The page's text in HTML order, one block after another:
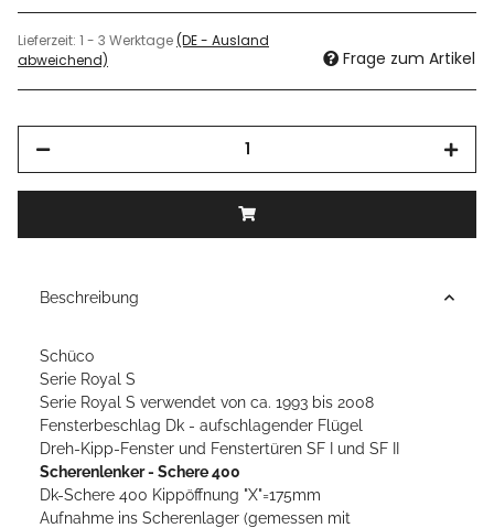
Lieferzeit: 1 - 3 Werktage(DE - Ausland
abweichend)
Frage zum Artikel
Beschreibung
Schüco
Serie Royal S
Serie Royal S verwendet von ca. 1993 bis 2008
Fensterbeschlag Dk - aufschlagender Flügel
Dreh-Kipp-Fenster und Fenstertüren SF I und SF II
Scherenlenker - Schere 400
Dk-Schere 400 Kippöffnung "X"=175mm
Aufnahme ins Scherenlager (gemessen mit